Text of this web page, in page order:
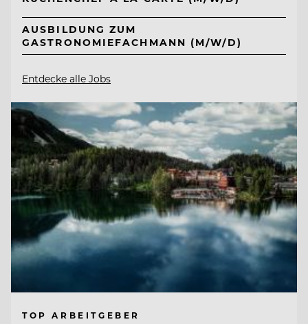
AUSBILDUNG ZUM
GASTRONOMIEFACHMANN (M/W/D)
Entdecke alle Jobs
TOP ARBEITGEBER